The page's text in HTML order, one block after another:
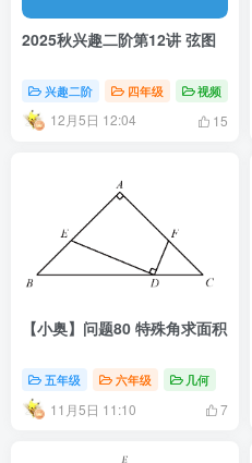
2025秋兴趣二阶第12讲 弦图
兴趣二阶 四年级 视频
12月5日 12:04 15
【小奥】问题80 特殊角求面积
五年级 六年级 几何
11月5日 11:10 7